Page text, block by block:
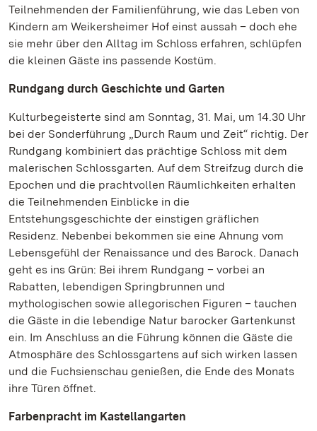
Teilnehmenden der Familienführung, wie das Leben von
Kindern am Weikersheimer Hof einst aussah – doch ehe
sie mehr über den Alltag im Schloss erfahren, schlüpfen
die kleinen Gäste ins passende Kostüm.
Rundgang durch Geschichte und Garten
Kulturbegeisterte sind am Sonntag, 31. Mai, um 14.30 Uhr
bei der Sonderführung „Durch Raum und Zeit“ richtig. Der
Rundgang kombiniert das prächtige Schloss mit dem
malerischen Schlossgarten. Auf dem Streifzug durch die
Epochen und die prachtvollen Räumlichkeiten erhalten
die Teilnehmenden Einblicke in die
Entstehungsgeschichte der einstigen gräflichen
Residenz. Nebenbei bekommen sie eine Ahnung vom
Lebensgefühl der Renaissance und des Barock. Danach
geht es ins Grün: Bei ihrem Rundgang – vorbei an
Rabatten, lebendigen Springbrunnen und
mythologischen sowie allegorischen Figuren – tauchen
die Gäste in die lebendige Natur barocker Gartenkunst
ein. Im Anschluss an die Führung können die Gäste die
Atmosphäre des Schlossgartens auf sich wirken lassen
und die Fuchsienschau genießen, die Ende des Monats
ihre Türen öffnet.
Farbenpracht im Kastellangarten